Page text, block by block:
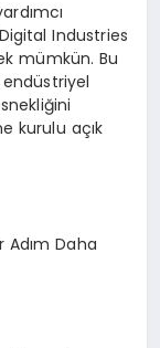
Industries
mümkün. Bu
kurulu açık
Adım Daha